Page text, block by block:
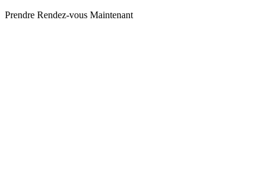
Prendre Rendez-vous Maintenant